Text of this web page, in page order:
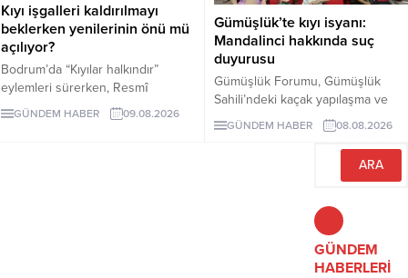
Kıyı işgalleri kaldırılmayı
beklerken yenilerinin önü mü
açılıyor?
Bodrum’da “Kıyılar halkındır”
eylemleri sürerken, Resmî
Gazete’de yayımlanan
yönetmelikle kıyı ve sahil
GÜNDEM HABER 09.08.2026
Gümüşlük’te kıyı isyanı:
Mandalinci hakkında suç
duyurusu
Gümüşlük Forumu, Gümüşlük
Sahili’ndeki kaçak yapılaşma ve
Çayıraltı Halk Plajı’ndaki işgal
iddiaları nedeniyle Bodrum
Belediye Başkanı Tamer
GÜNDEM HABER 08.08.2026
GÜNDEM
HABERLERİ